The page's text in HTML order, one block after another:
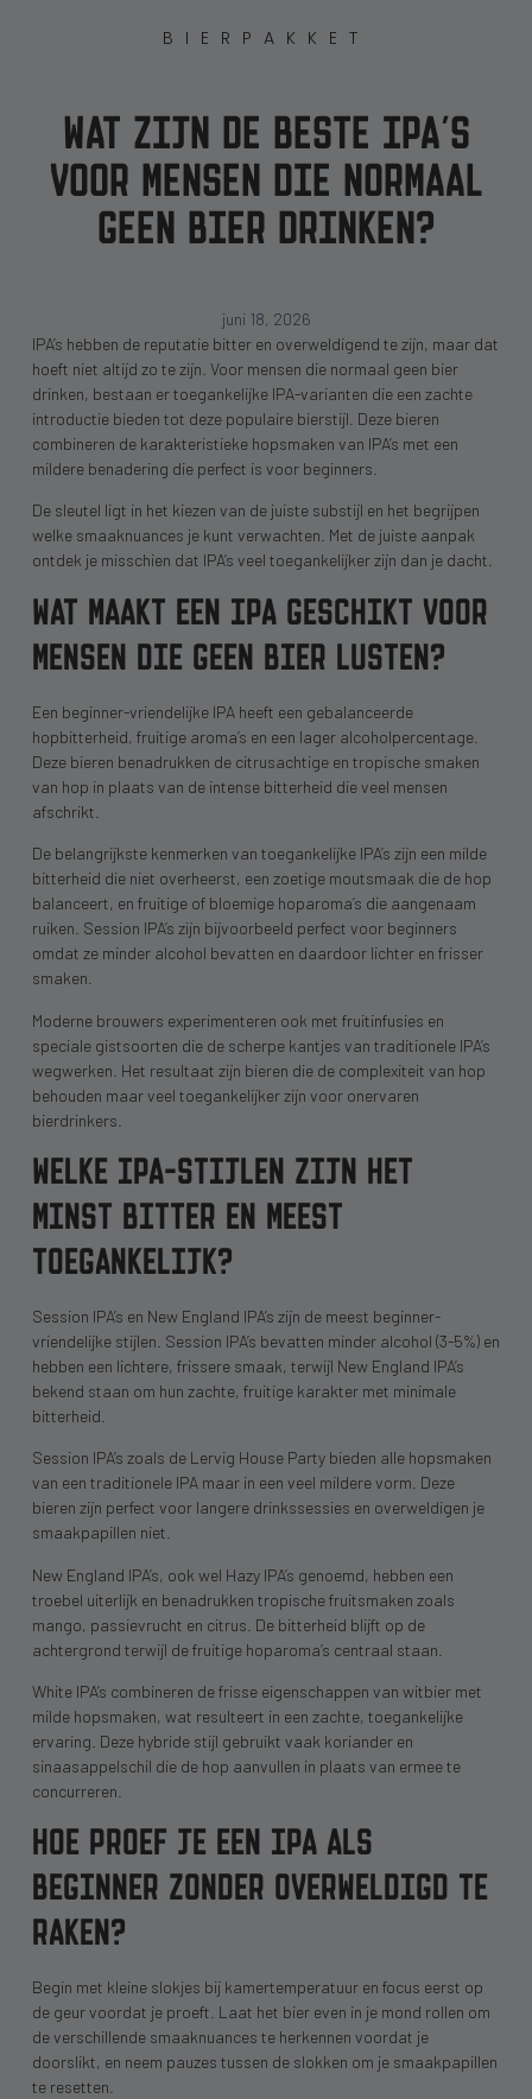
BIERPAKKET
WAT ZIJN DE BESTE IPA’S
VOOR MENSEN DIE NORMAAL
GEEN BIER DRINKEN?
juni 18, 2026
IPA’s hebben de reputatie bitter en overweldigend te zijn, maar dat
hoeft niet altijd zo te zijn. Voor mensen die normaal geen bier
drinken, bestaan er toegankelijke IPA-varianten die een zachte
introductie bieden tot deze populaire bierstijl. Deze bieren
combineren de karakteristieke hopsmaken van IPA’s met een
mildere benadering die perfect is voor beginners.
De sleutel ligt in het kiezen van de juiste substijl en het begrijpen
welke smaaknuances je kunt verwachten. Met de juiste aanpak
ontdek je misschien dat IPA’s veel toegankelijker zijn dan je dacht.
WAT MAAKT EEN IPA GESCHIKT VOOR
MENSEN DIE GEEN BIER LUSTEN?
Een beginner-vriendelijke IPA heeft een gebalanceerde
hopbitterheid, fruitige aroma’s en een lager alcoholpercentage.
Deze bieren benadrukken de citrusachtige en tropische smaken
van hop in plaats van de intense bitterheid die veel mensen
afschrikt.
De belangrijkste kenmerken van toegankelijke IPA’s zijn een milde
bitterheid die niet overheerst, een zoetige moutsmaak die de hop
balanceert, en fruitige of bloemige hoparoma’s die aangenaam
ruiken. Session IPA’s zijn bijvoorbeeld perfect voor beginners
omdat ze minder alcohol bevatten en daardoor lichter en frisser
smaken.
Moderne brouwers experimenteren ook met fruitinfusies en
speciale gistsoorten die de scherpe kantjes van traditionele IPA’s
wegwerken. Het resultaat zijn bieren die de complexiteit van hop
behouden maar veel toegankelijker zijn voor onervaren
bierdrinkers.
WELKE IPA-STIJLEN ZIJN HET
MINST BITTER EN MEEST
TOEGANKELIJK?
Session IPA’s en New England IPA’s zijn de meest beginner-
vriendelijke stijlen. Session IPA’s bevatten minder alcohol (3-5%) en
hebben een lichtere, frissere smaak, terwijl New England IPA’s
bekend staan om hun zachte, fruitige karakter met minimale
bitterheid.
Session IPA’s zoals de Lervig House Party bieden alle hopsmaken
van een traditionele IPA maar in een veel mildere vorm. Deze
bieren zijn perfect voor langere drinkssessies en overweldigen je
smaakpapillen niet.
New England IPA’s, ook wel Hazy IPA’s genoemd, hebben een
troebel uiterlijk en benadrukken tropische fruitsmaken zoals
mango, passievrucht en citrus. De bitterheid blijft op de
achtergrond terwijl de fruitige hoparoma’s centraal staan.
White IPA’s combineren de frisse eigenschappen van witbier met
milde hopsmaken, wat resulteert in een zachte, toegankelijke
ervaring. Deze hybride stijl gebruikt vaak koriander en
sinaasappelschil die de hop aanvullen in plaats van ermee te
concurreren.
HOE PROEF JE EEN IPA ALS
BEGINNER ZONDER OVERWELDIGD TE
RAKEN?
Begin met kleine slokjes bij kamertemperatuur en focus eerst op
de geur voordat je proeft. Laat het bier even in je mond rollen om
de verschillende smaaknuances te herkennen voordat je
doorslikt, en neem pauzes tussen de slokken om je smaakpapillen
te resetten.